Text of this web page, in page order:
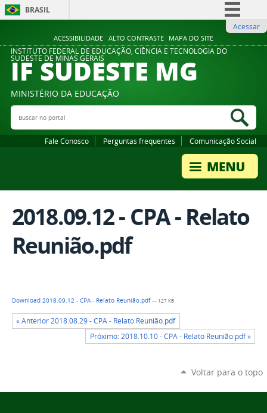
ACESSIBILIDADE ALTO CONTRASTE MAPA DO SITE
BRASIL
Comunica BR
Participe
Legislação
Acessar
INSTITUTO FEDERAL DE EDUCAÇÃO, CIÊNCIA E TECNOLOGIA DO
SUDESTE DE MINAS GERAIS
IF SUDESTE MG
MINISTÉRIO DA EDUCAÇÃO
Buscar no portal
Fale Conosco Perguntas frequentes Comunicação Social
2018.09.12 - CPA - Relato
Reunião.pdf
Download 2018.09.12 - CPA - Relato Reunião.pdf— 127 KB
« Anterior 2018.08.29 - CPA - Relato Reunião.pdf
Próximo: 2018.10.10 - CPA - Relato Reunião.pdf »
Voltar para o topo